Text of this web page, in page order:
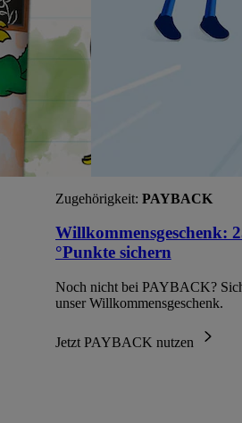
Zugehörigkeit: PAYBACK
Willkommensgeschenk:
°Punkte sichern
Noch nicht bei PAYBACK?
unser Willkommensgeschenk.
Jetzt PAYBACK nutzen